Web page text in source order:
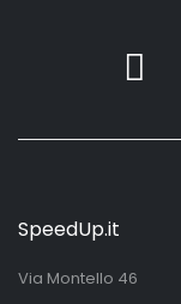
SpeedUp.it
Via Montello 46